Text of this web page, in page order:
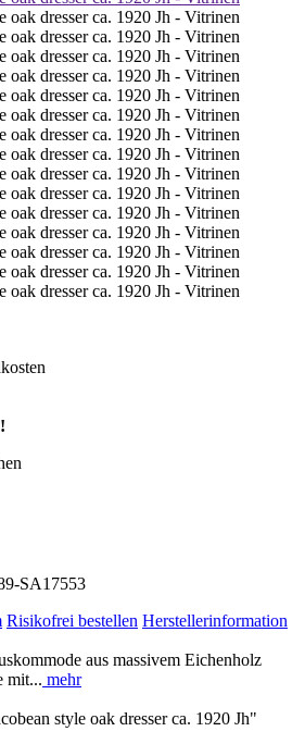
SA17553
Risikofrei bestellen Herstellerinformation
aus massivem Eichenholz
mit... mehr
style oak dresser ca. 1920 Jh"